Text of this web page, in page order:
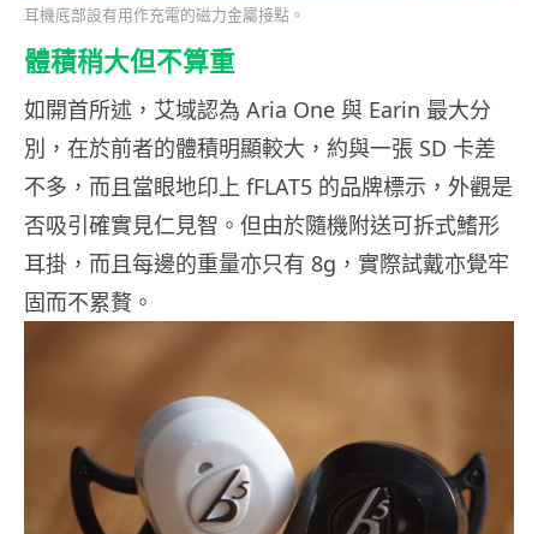
耳機底部設有用作充電的磁力金屬接點。
體積稍大但不算重
如開首所述，艾域認為 Aria One 與 Earin 最大分
別，在於前者的體積明顯較大，約與一張 SD 卡差
不多，而且當眼地印上 fFLAT5 的品牌標示，外觀是
否吸引確實見仁見智。但由於隨機附送可拆式鰭形
耳掛，而且每邊的重量亦只有 8g，實際試戴亦覺牢
固而不累贅。